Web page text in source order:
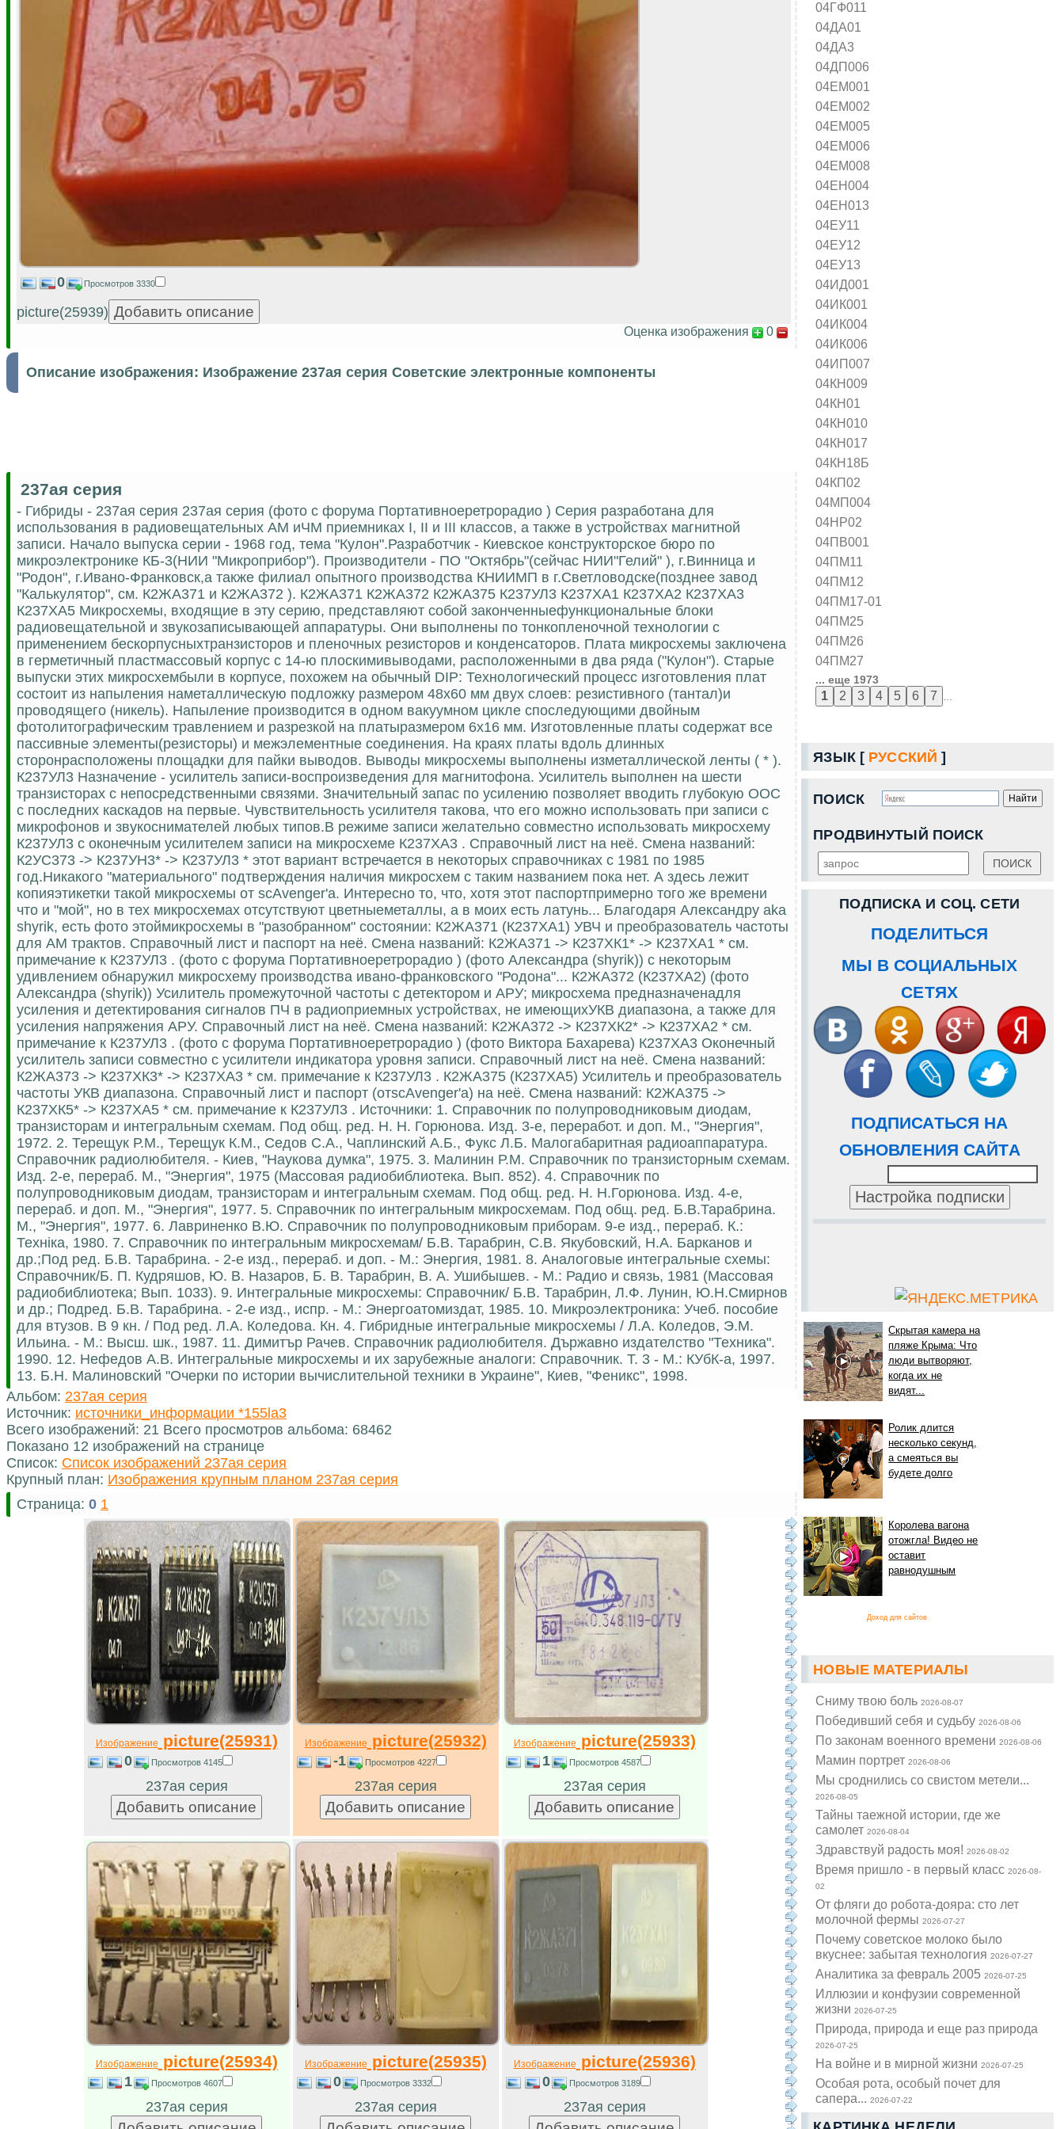
04ГФ011
04ДА01
04ДА3
04ДП006
04ЕМ001
04ЕМ002
04ЕМ005
04ЕМ006
04ЕМ008
04ЕН004
04ЕН013
04ЕУ11
04ЕУ12
04ЕУ13
04ИД001
04ИК001
04ИК004
04ИК006
04ИП007
04КН009
04КН01
04КН010
04КН017
04КН18Б
04КП02
04МП004
04НР02
04ПВ001
04ПМ11
04ПМ12
04ПМ17-01
04ПМ25
04ПМ26
04ПМ27
... еще 1973
ЯЗЫК [ РУССКИЙ ]
ПОИСК
ПРОДВИНУТЫЙ ПОИСК
ПОДПИСКА И СОЦ. СЕТИ
ПОДЕЛИТЬСЯ
МЫ В СОЦИАЛЬНЫХ
СЕТЯХ
ПОДПИСАТЬСЯ НА
ОБНОВЛЕНИЯ САЙТА
Скрытая камера на
пляже Крыма: Что
люди вытворяют,
когда их не
видят...
Ролик длится
несколько секунд,
а смеяться вы
будете долго
Королева вагона
отожгла! Видео не
оставит
равнодушным
Доход для сайтов
НОВЫЕ МАТЕРИАЛЫ
Cниму твою боль2026-08-07
Победивший себя и судьбу2026-08-06
По законам военного времени2026-08-06
Мамин портрет2026-08-06
Мы сроднились со свистом метели...
2026-08-05
Тайны таежной истории, где же
самолет2026-08-04
Здравствуй радость моя!2026-08-02
Время пришло - в первый класс2026-08-
02
От фляги до робота-дояра: сто лет
молочной фермы2026-07-27
Почему советское молоко было
вкуснее: забытая технология2026-07-27
Аналитика за февраль 20052026-07-25
Иллюзии и конфузии современной
жизни2026-07-25
Природа, природа и еще раз природа
2026-07-25
На войне и в мирной жизни2026-07-25
Особая рота, особый почет для
сапера...2026-07-22
0 Просмотров 3330
picture(25939)
Оценка изображения 0
Описание изображения: Изображение 237ая серия Советские электронные компоненты
237ая серия
- Гибриды - 237ая серия 237ая серия (фото с форума Портативноеретрорадио ) Серия разработана для
использования в радиовещательных AM иЧМ приемниках I, II и III классов, а также в устройствах магнитной
записи. Начало выпуска серии - 1968 год, тема "Кулон".Разработчик - Киевское конструкторское бюро по
микроэлектронике КБ-3(НИИ "Микроприбор"). Производители - ПО "Октябрь"(сейчас НИИ"Гелий" ), г.Винница и
"Родон", г.Ивано-Франковск,а также филиал опытного производства КНИИМП в г.Светловодске(позднее завод
"Калькулятор", см. К2ЖА371 и К2ЖА372 ). К2ЖА371 К2ЖА372 К2ЖА375 К237УЛ3 К237ХА1 К237ХА2 К237ХА3
К237ХА5 Микросхемы, входящие в эту серию, представляют собой законченныефункциональные блоки
радиовещательной и звукозаписывающей аппаратуры. Они выполнены по тонкопленочной технологии с
применением бескорпусныхтранзисторов и пленочных резисторов и конденсаторов. Плата микросхемы заключена
в герметичный пластмассовый корпус с 14-ю плоскимивыводами, расположенными в два ряда ("Кулон"). Старые
выпуски этих микросхембыли в корпусе, похожем на обычный DIP: Технологический процесс изготовления плат
состоит из напыления наметаллическую подложку размером 48х60 мм двух слоев: резистивного (тантал)и
проводящего (никель). Напыление производится в одном вакуумном цикле споследующими двойным
фотолитографическим травлением и разрезкой на платыразмером 6х16 мм. Изготовленные платы содержат все
пассивные элементы(резисторы) и межэлементные соединения. На краях платы вдоль длинных
сторонрасположены площадки для пайки выводов. Выводы микросхемы выполнены изметаллической ленты ( * ).
К237УЛ3 Назначение - усилитель записи-воспроизведения для магнитофона. Усилитель выполнен на шести
транзисторах с непосредственными связями. Значительный запас по усилению позволяет вводить глубокую ООС
с последних каскадов на первые. Чувствительность усилителя такова, что его можно использовать при записи с
микрофонов и звукоснимателей любых типов.В режиме записи желательно совместно использовать микросхему
К237УЛ3 с оконечным усилителем записи на микросхеме К237ХА3 . Справочный лист на неё. Смена названий:
К2УС373 -> К237УН3* -> К237УЛ3 * этот вариант встречается в некоторых справочниках с 1981 по 1985
год.Никакого "материального" подтверждения наличия микросхем с таким названием пока нет. А здесь лежит
копияэтикетки такой микросхемы от scAvenger'а. Интересно то, что, хотя этот паспортпримерно того же времени
что и "мой", но в тех микросхемах отсутствуют цветныеметаллы, а в моих есть латунь... Благодаря Александру aka
shyrik, есть фото этоймикросхемы в "разобранном" состоянии: К2ЖА371 (К237ХА1) УВЧ и преобразователь частоты
для АМ трактов. Справочный лист и паспорт на неё. Смена названий: К2ЖА371 -> К237ХК1* -> К237ХА1 * см.
примечание к К237УЛ3 . (фото с форума Портативноеретрорадио ) (фото Александра (shyrik)) с некоторым
удивлением обнаружил микросхему производства ивано-франковского "Родона"... К2ЖА372 (К237ХА2) (фото
Александра (shyrik)) Усилитель промежуточной частоты с детектором и АРУ; микросхема предназначенадля
усиления и детектирования сигналов ПЧ в радиоприемных устройствах, не имеющихУКВ диапазона, а также для
усиления напряжения АРУ. Справочный лист на неё. Смена названий: К2ЖА372 -> К237ХК2* -> К237ХА2 * см.
примечание к К237УЛ3 . (фото с форума Портативноеретрорадио ) (фото Виктора Бахарева) К237ХА3 Оконечный
усилитель записи совместно с усилители индикатора уровня записи. Справочный лист на неё. Смена названий:
К2ЖА373 -> К237ХК3* -> К237ХА3 * см. примечание к К237УЛ3 . К2ЖА375 (К237ХА5) Усилитель и преобразователь
частоты УКВ диапазона. Справочный лист и паспорт (отscAvenger'а) на неё. Смена названий: К2ЖА375 ->
К237ХК5* -> К237ХА5 * см. примечание к К237УЛ3 . Источники: 1. Справочник по полупроводниковым диодам,
транзисторам и интегральным схемам. Под общ. ред. Н. Н. Горюнова. Изд. 3-е, переработ. и доп. М., "Энергия",
1972. 2. Терещук Р.М., Терещук К.М., Седов С.А., Чаплинский А.Б., Фукс Л.Б. Малогабаритная радиоаппаратура.
Справочник радиолюбителя. - Киев, "Наукова думка", 1975. 3. Малинин Р.М. Справочник по транзисторным схемам.
Изд. 2-е, перераб. М., "Энергия", 1975 (Массовая радиобиблиотека. Вып. 852). 4. Справочник по
полупроводниковым диодам, транзисторам и интегральным схемам. Под общ. ред. Н. Н.Горюнова. Изд. 4-е,
перераб. и доп. М., "Энергия", 1977. 5. Справочник по интегральным микросхемам. Под общ. ред. Б.В.Тарабрина.
М., "Энергия", 1977. 6. Лавриненко В.Ю. Справочник по полупроводниковым приборам. 9-е изд., перераб. К.:
Технiка, 1980. 7. Справочник по интегральным микросхемам/ Б.В. Тарабрин, С.В. Якубовский, Н.А. Барканов и
др.;Под ред. Б.В. Тарабрина. - 2-е изд., перераб. и доп. - М.: Энергия, 1981. 8. Аналоговые интегральные схемы:
Справочник/Б. П. Кудряшов, Ю. В. Назаров, Б. В. Тарабрин, В. А. Ушибышев. - М.: Радио и связь, 1981 (Массовая
радиобиблиотека; Вып. 1033). 9. Интегральные микросхемы: Справочник/ Б.В. Тарабрин, Л.Ф. Лунин, Ю.Н.Смирнов
и др.; Подред. Б.В. Тарабрина. - 2-е изд., испр. - М.: Энергоатомиздат, 1985. 10. Микроэлектроника: Учеб. пособие
для втузов. В 9 кн. / Под ред. Л.А. Коледова. Кн. 4. Гибридные интегральные микросхемы / Л.А. Коледов, Э.М.
Ильина. - М.: Высш. шк., 1987. 11. Димитър Рачев. Справочник радиолюбителя. Държавно издателство "Техника".
1990. 12. Нефедов А.В. Интегральные микросхемы и их зарубежные аналоги: Справочник. Т. 3 - М.: КУбК-а, 1997.
13. Б.Н. Малиновский "Очерки по истории вычислительной техники в Украине", Киев, "Феникс", 1998.
Альбом: 237ая серия
Источник: источники_информации *155la3
Всего изображений: 21 Всего просмотров альбома: 68462
Показано 12 изображений на странице
Список: Список изображений 237ая серия
Крупный план: Изображения крупным планом 237ая серия
Страница: 0 1
Изображение picture(25931)
0 Просмотров 4145
237ая серия
Изображение picture(25932)
-1 Просмотров 4227
237ая серия
Изображение picture(25933)
1 Просмотров 4587
237ая серия
Изображение picture(25934)
1 Просмотров 4607
237ая серия
Изображение picture(25935)
0 Просмотров 3332
237ая серия
Изображение picture(25936)
0 Просмотров 3189
237ая серия